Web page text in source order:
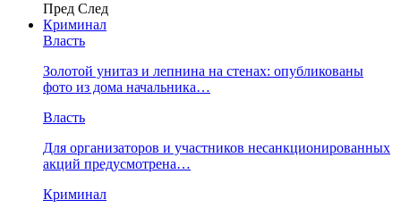
Пред След
Криминал
Власть
​Золотой унитаз и лепнина на стенах: опубликованы
фото из дома начальника…
Власть
Для организаторов и участников несанкционированных
акций предусмотрена…
Криминал